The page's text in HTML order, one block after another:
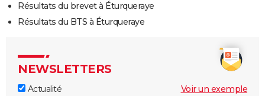
Résultats du brevet à Éturqueraye
Résultats du BTS à Éturqueraye
NEWSLETTERS
Actualité
Voir un exemple